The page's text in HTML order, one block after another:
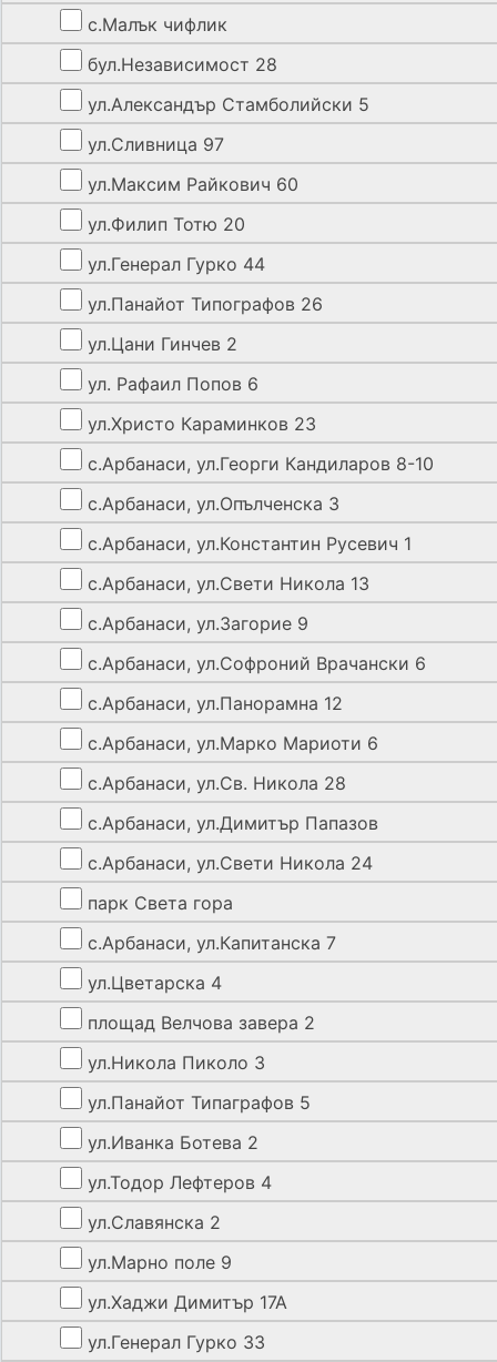
с.Малък чифлик
бул.Независимост 28
ул.Александър Стамболийски 5
ул.Сливница 97
ул.Максим Райкович 60
ул.Филип Тотю 20
ул.Генерал Гурко 44
ул.Панайот Типографов 26
ул.Цани Гинчев 2
ул. Рафаил Попов 6
ул.Христо Караминков 23
с.Арбанаси, ул.Георги Кандиларов 8-10
с.Арбанаси, ул.Опълченска 3
с.Арбанаси, ул.Константин Русевич 1
с.Арбанаси, ул.Свети Никола 13
с.Арбанаси, ул.Загорие 9
с.Арбанаси, ул.Софроний Врачански 6
с.Арбанаси, ул.Панорамна 12
с.Арбанаси, ул.Марко Мариоти 6
с.Арбанаси, ул.Св. Никола 28
с.Арбанаси, ул.Димитър Папазов
с.Арбанаси, ул.Свети Никола 24
парк Света гора
с.Арбанаси, ул.Капитанска 7
ул.Цветарска 4
площад Велчова завера 2
ул.Никола Пиколо 3
ул.Панайот Типаграфов 5
ул.Иванка Ботева 2
ул.Тодор Лефтеров 4
ул.Славянска 2
ул.Марно поле 9
ул.Хаджи Димитър 17А
ул.Генерал Гурко 33